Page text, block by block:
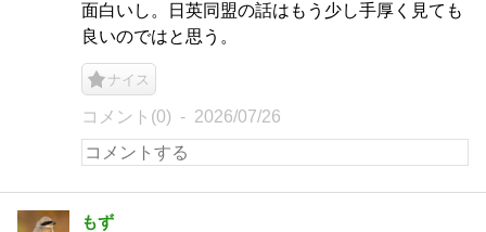
面白いし。日英同盟の話はもう少し手厚く見ても
良いのではと思う。
ナイス
コメント(0) 2026/07/26
もず